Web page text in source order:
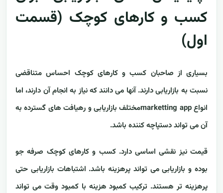
کسب و کارهای کوچک (قسمت
اول)
بسیاری از صاحبان کسب و کارهای کوچک احساس متناقضی
نسبت به بازاریابی دارند. آنها می دانند که نیاز به انجام آن دارند، اما
انواع marketting appمختلف بازاریابی و رهیافت های گسترده به
آن می تواند دستپاچه کننده باشد.
قیمت نیز نقشی اساسی دارد. کسب و کارهای کوچک صرفه جو
بوده و بازاریابی می تواند پرهزینه باشد. اشتباهات بازاریابی حتی
پرهزینه تر هستند. ترکیب کمبود هزینه با کمبود وقت می تواند